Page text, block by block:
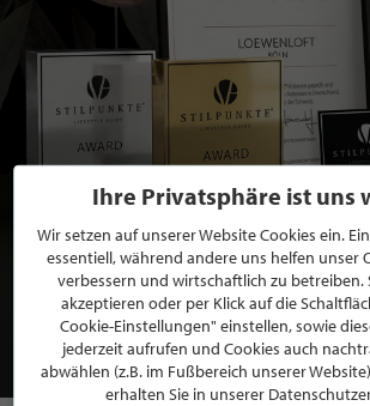
BEWERBEN SIE SICH FÜR
MITGLIEDSCHAFT BEI
JETZT GRATIS BEWERBEN
Ihre Privatsphäre ist uns
Wir setzen auf unserer Website Cookies ein.
essentiell, während andere uns helfen unser
verbessern und wirtschaftlich zu betreiben.
akzeptieren oder per Klick auf die
Cookie-Einstellungen" einstellen, sowie
jederzeit aufrufen und Cookies auch
abwählen (z.B. im Fußbereich unserer
erhalten Sie in unserer